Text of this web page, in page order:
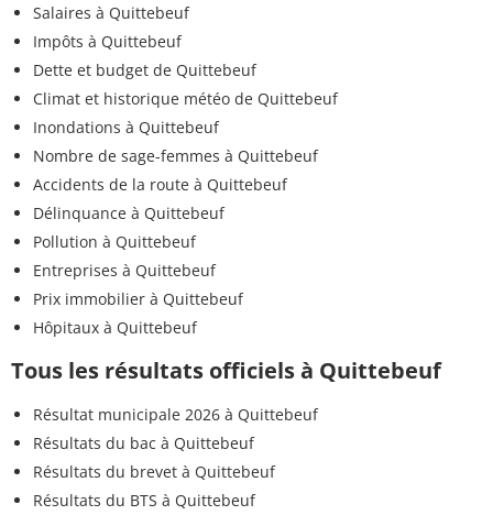
Salaires à Quittebeuf
Impôts à Quittebeuf
Dette et budget de Quittebeuf
Climat et historique météo de Quittebeuf
Inondations à Quittebeuf
Nombre de sage-femmes à Quittebeuf
Accidents de la route à Quittebeuf
Délinquance à Quittebeuf
Pollution à Quittebeuf
Entreprises à Quittebeuf
Prix immobilier à Quittebeuf
Hôpitaux à Quittebeuf
Tous les résultats officiels à Quittebeuf
Résultat municipale 2026 à Quittebeuf
Résultats du bac à Quittebeuf
Résultats du brevet à Quittebeuf
Résultats du BTS à Quittebeuf